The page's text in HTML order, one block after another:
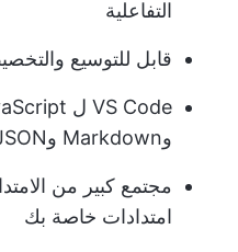
التفاعلية
قابل للتوسيع
وMarkdown وJSON وHTML/CSS والمزيد
مجتمع كبير من
امتدادات خاصة بك